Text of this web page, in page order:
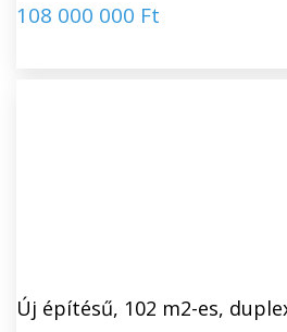
108 000 000 Ft
Új építésű, 102 m2-es,